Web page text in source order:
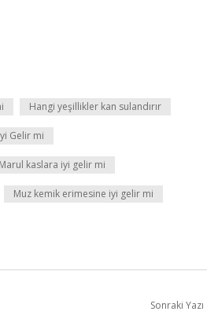
Hangi yeşillikler kan sulandırır
Gelir mi
Marul kaslara iyi gelir mi
Muz kemik erimesine iyi gelir mi
Sonraki Yazı